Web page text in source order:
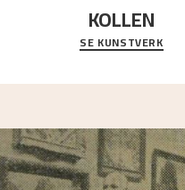
KOLLEN
Et ruvende fjell dominerer
sterk kontrast til det spinkle
SE KUNSTVERK